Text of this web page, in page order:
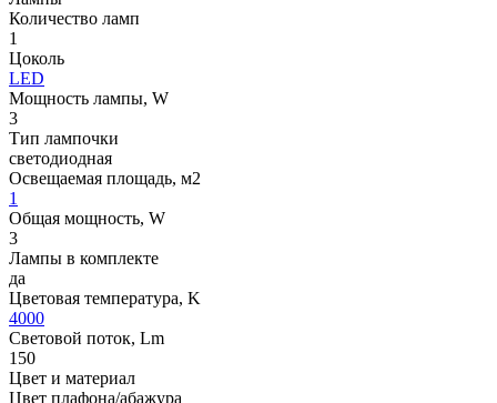
Количество ламп
1
Цоколь
LED
Мощность лампы, W
3
Тип лампочки
светодиодная
Освещаемая площадь, м2
1
Общая мощность, W
3
Лампы в комплекте
да
Цветовая температура, K
4000
Световой поток, Lm
150
Цвет и материал
Цвет плафона/абажура